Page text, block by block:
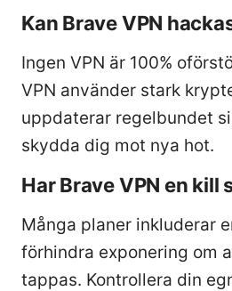
Kan Brave VPN
Ingen VPN är 100%
VPN använder stark
uppdaterar regelbundet
skydda dig mot nya hot.
Har Brave VPN en kill
Många planer inkluderar
förhindra exponering om
tappas. Kontrollera din